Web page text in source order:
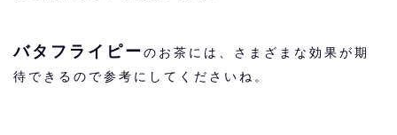
バタフライピーのお茶には、さまざまな効果が期
待できるので参考にしてくださいね。